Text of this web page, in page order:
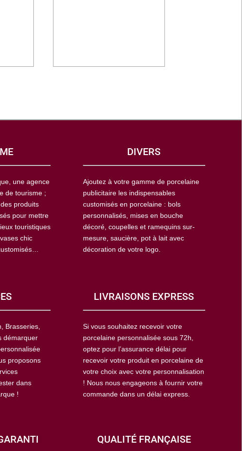
une agence
de tourisme ;
produits
pour mettre
touristiques
chic
DIVERS
Ajoutez à votre gamme de porcelaine
publicitaire les indispensables
customisés en porcelaine : bols
personnalisés, mises en bouche
décoré, coupelles et ramequins sur-
mesure, saucière, pot à lait avec
décoration de votre logo.
Brasseries,
démarquer
proposons
dans
!
LIVRAISONS EXPRESS
Si vous souhaitez recevoir votre
porcelaine personnalisée sous 72h,
optez pour l’assurance délai pour
recevoir votre produit en porcelaine de
votre choix avec votre personnalisation
! Nous nous engageons à fournir votre
commande dans un délai express.
QUALITÉ FRANÇAISE